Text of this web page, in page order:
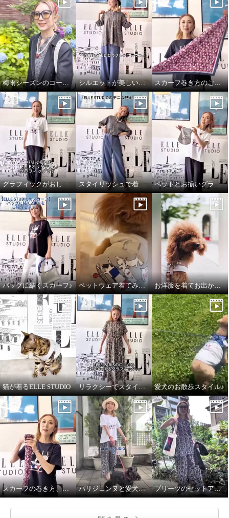
エル ステュディオ ドッググラ
フィック グリッタープリント Ｔ
オフホワイト Ｓ
¥0
エル ステュディオ デニムライ
クパンツ
ダークブルー Ｓ
¥0
梅雨シーズンのコーディネート シルエットが美しいブラウス スカーフ巻き方のご紹介です♪
グラフィックがおしゃれなTシャツ スタイリッシュで着心地良いデニムパンツ ペットとお揃いグラフィックTシャツ♪
バッグに結くスカーフ♪ ペットウェア着てみました♪ お洋服を着てお出かけ✧ペットウェア✧
猫が着るELLE STUDIO リラクシーでスタイルアップしてくれるワンピース♪ 愛犬のお散歩スタイル♪
スカーフの巻き方、簡単2通りです♪ パリジェンヌと愛犬のお散歩スタイル プリーツのセットアップで語学レッスンへ♪